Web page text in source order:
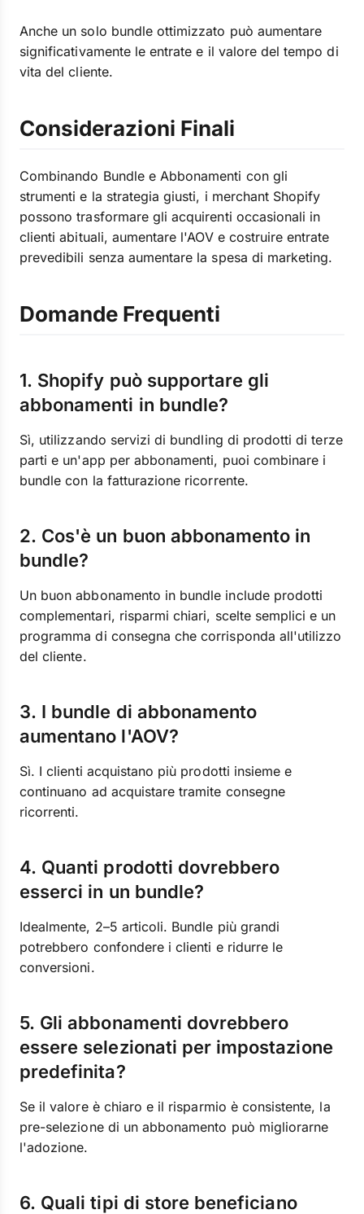
Anche un solo bundle ottimizzato può aumentare
significativamente le entrate e il valore del tempo di
vita del cliente.
Considerazioni Finali
Combinando Bundle e Abbonamenti con gli
strumenti e la strategia giusti, i merchant Shopify
possono trasformare gli acquirenti occasionali in
clienti abituali, aumentare l'AOV e costruire entrate
prevedibili senza aumentare la spesa di marketing.
Domande Frequenti
1. Shopify può supportare gli
abbonamenti in bundle?
Sì, utilizzando servizi di bundling di prodotti di terze
parti e un'app per abbonamenti, puoi combinare i
bundle con la fatturazione ricorrente.
2. Cos'è un buon abbonamento in
bundle?
Un buon abbonamento in bundle include prodotti
complementari, risparmi chiari, scelte semplici e un
programma di consegna che corrisponda all'utilizzo
del cliente.
3. I bundle di abbonamento
aumentano l'AOV?
Sì. I clienti acquistano più prodotti insieme e
continuano ad acquistare tramite consegne
ricorrenti.
4. Quanti prodotti dovrebbero
esserci in un bundle?
Idealmente, 2–5 articoli. Bundle più grandi
potrebbero confondere i clienti e ridurre le
conversioni.
5. Gli abbonamenti dovrebbero
essere selezionati per impostazione
predefinita?
Se il valore è chiaro e il risparmio è consistente, la
pre-selezione di un abbonamento può migliorarne
l'adozione.
6. Quali tipi di store beneficiano